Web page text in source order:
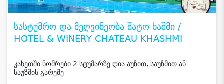
სასტუმრო და მეღვინეობა შატო ხაშმი /
HOTEL & WINERY CHATEAU KHASHMI
კახეთში ნომრები 2 სტუმარზე ღია აუზით, საუზმით ან
საუზმის გარეშე